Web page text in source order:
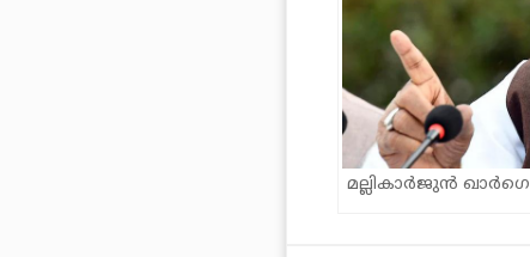
മല്ലികാര്‍ജുന്‍ ഖാര്‍ഗെ